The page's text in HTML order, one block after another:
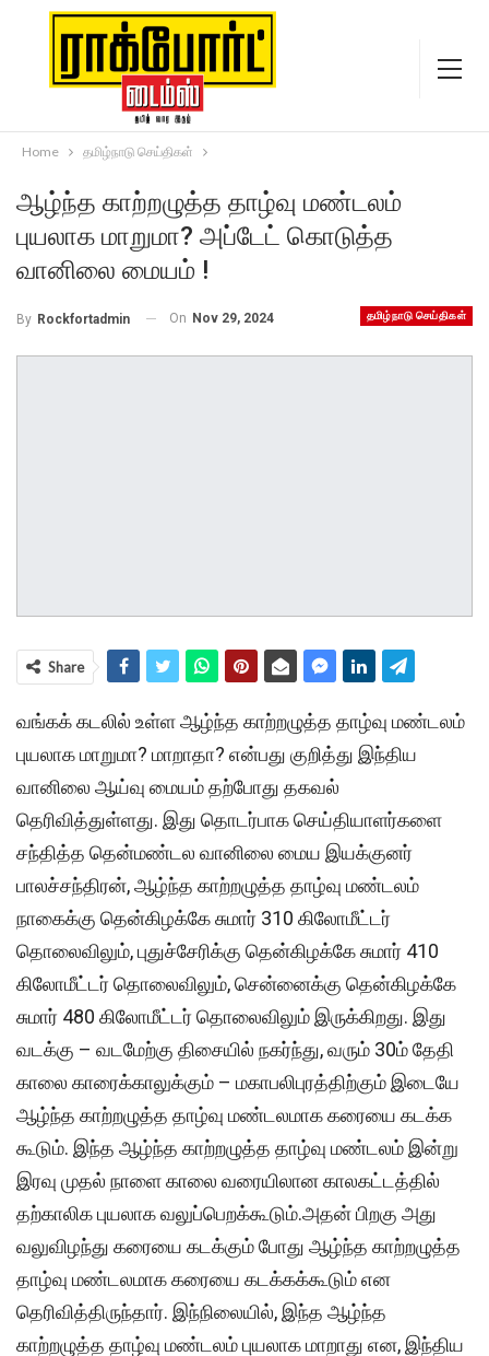
Home தமிழ்நாடு செய்திகள்
ஆழ்ந்த காற்றழுத்த தாழ்வு மண்டலம்
புயலாக மாறுமா? அப்டேட் கொடுத்த
வானிலை மையம் !
தமிழ்நாடு செய்திகள்
By Rockfortadmin On Nov 29, 2024
Share
வங்கக் கடலில் உள்ள ஆழ்ந்த காற்றழுத்த தாழ்வு மண்டலம்
புயலாக மாறுமா? மாறாதா? என்பது குறித்து இந்திய
வானிலை ஆய்வு மையம் தற்போது தகவல்
தெரிவித்துள்ளது. இது தொடர்பாக செய்தியாளர்களை
சந்தித்த தென்மண்டல வானிலை மைய இயக்குனர்
பாலச்சந்திரன், ஆழ்ந்த காற்றழுத்த தாழ்வு மண்டலம்
நாகைக்கு தென்கிழக்கே சுமார் 310 கிலோமீட்டர்
தொலைவிலும், புதுச்சேரிக்கு தென்கிழக்கே சுமார் 410
கிலோமீட்டர் தொலைவிலும், சென்னைக்கு தென்கிழக்கே
சுமார் 480 கிலோமீட்டர் தொலைவிலும் இருக்கிறது. இது
வடக்கு – வடமேற்கு திசையில் நகர்ந்து, வரும் 30ம் தேதி
காலை காரைக்காலுக்கும் – மகாபலிபுரத்திற்கும் இடையே
ஆழ்ந்த காற்றழுத்த தாழ்வு மண்டலமாக கரையை கடக்க
கூடும். இந்த ஆழ்ந்த காற்றழுத்த தாழ்வு மண்டலம் இன்று
இரவு முதல் நாளை காலை வரையிலான காலகட்டத்தில்
தற்காலிக புயலாக வலுப்பெறக்கூடும்.அதன் பிறகு அது
வலுவிழந்து கரையை கடக்கும் போது ஆழ்ந்த காற்றழுத்த
தாழ்வு மண்டலமாக கரையை கடக்கக்கூடும் என
தெரிவித்திருந்தார். இந்நிலையில், இந்த ஆழ்ந்த
காற்றழுத்த தாழ்வு மண்டலம் புயலாக மாறாது என, இந்திய